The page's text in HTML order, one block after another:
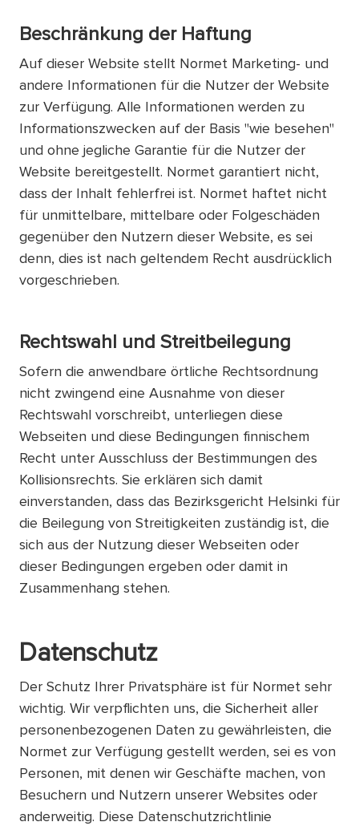
Beschränkung der Haftung
Auf dieser Website stellt Normet Marketing- und
andere Informationen für die Nutzer der Website
zur Verfügung. Alle Informationen werden zu
Informationszwecken auf der Basis "wie besehen"
und ohne jegliche Garantie für die Nutzer der
Website bereitgestellt. Normet garantiert nicht,
dass der Inhalt fehlerfrei ist. Normet haftet nicht
für unmittelbare, mittelbare oder Folgeschäden
gegenüber den Nutzern dieser Website, es sei
denn, dies ist nach geltendem Recht ausdrücklich
vorgeschrieben.
Rechtswahl und Streitbeilegung
Sofern die anwendbare örtliche Rechtsordnung
nicht zwingend eine Ausnahme von dieser
Rechtswahl vorschreibt, unterliegen diese
Webseiten und diese Bedingungen finnischem
Recht unter Ausschluss der Bestimmungen des
Kollisionsrechts. Sie erklären sich damit
einverstanden, dass das Bezirksgericht Helsinki für
die Beilegung von Streitigkeiten zuständig ist, die
sich aus der Nutzung dieser Webseiten oder
dieser Bedingungen ergeben oder damit in
Zusammenhang stehen.
Datenschutz
Der Schutz Ihrer Privatsphäre ist für Normet sehr
wichtig. Wir verpflichten uns, die Sicherheit aller
personenbezogenen Daten zu gewährleisten, die
Normet zur Verfügung gestellt werden, sei es von
Personen, mit denen wir Geschäfte machen, von
Besuchern und Nutzern unserer Websites oder
anderweitig. Diese Datenschutzrichtlinie